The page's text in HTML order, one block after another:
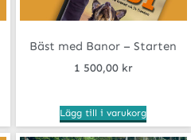
Bäst med Banor – Starten
1 500,00 kr
Lägg till i varukorg